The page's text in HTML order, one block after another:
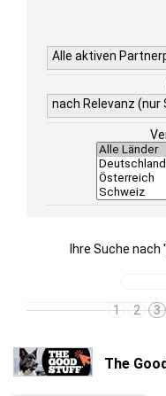
Alle aktiven
nach Relevanz
Ihre Suche nach "
1
2 3
The